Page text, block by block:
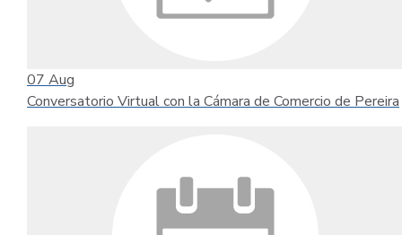
07 Aug
Conversatorio Virtual con la Cámara de Comercio de Pereira